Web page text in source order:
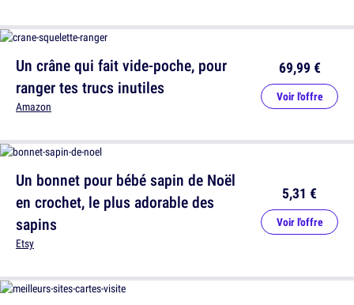
Un bonnet pour bébé sapin de Noël
en crochet, le plus adorable des
sapins
Etsy
5,31 €
Voir l'offre
Un crâne qui fait vide-poche, pour
ranger tes trucs inutiles
Amazon
69,99 €
Voir l'offre